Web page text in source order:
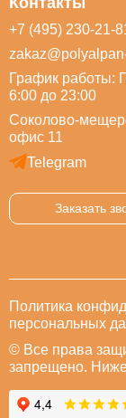
+7 (495) 230-21-
График работы:
6:00 до 23:00
Соколово-
офис 11
Telegram
Заказать
Политика
персональных
© Все права
запрещено.